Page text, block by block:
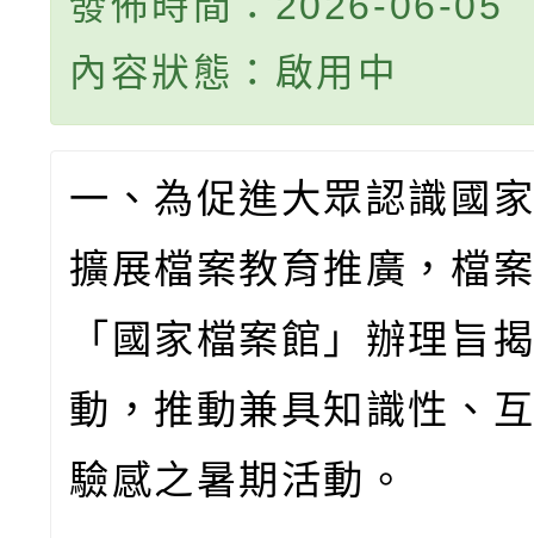
內容狀態：啟用中
一、為促進大眾認識國
擴展檔案教育推廣，檔
「國家檔案館」辦理旨
動，推動兼具知識性、
驗感之暑期活動。